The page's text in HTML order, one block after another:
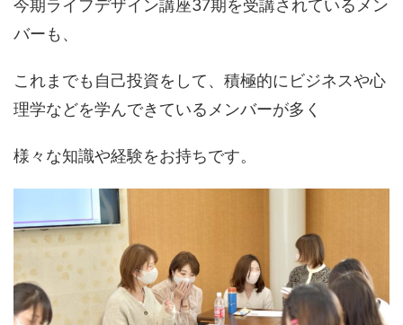
今期ライフデザイン講座37期を受講されているメン
バーも、
これまでも自己投資をして、積極的にビジネスや心
理学などを学んできているメンバーが多く
様々な知識や経験をお持ちです。